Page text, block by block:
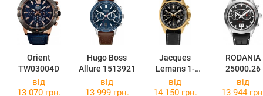
Orient
TW03004D
Hugo Boss
Allure 1513921
Jacques
Lemans 1-
2117E
RODANIA
25000.26
від
13 070 грн.
від
13 999 грн.
від
14 150 грн.
від
13 944